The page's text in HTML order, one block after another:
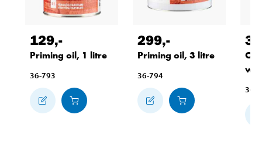
129,-
Priming oil, 1 litre
36-793
299,-
Priming oil, 3 litre
36-794
36-